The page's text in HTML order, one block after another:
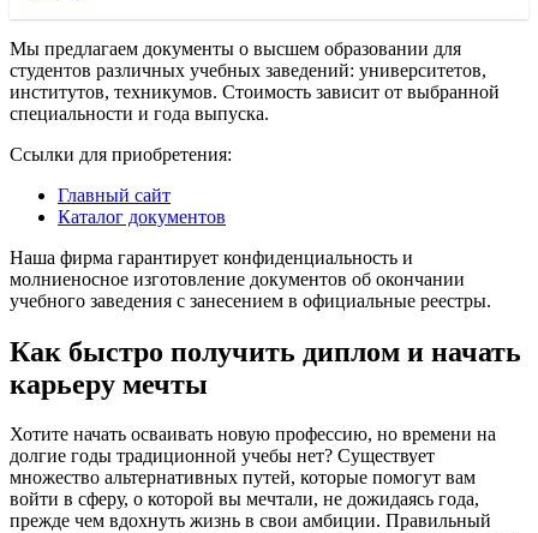
Мы предлагаем документы о высшем образовании для
студентов различных учебных заведений: университетов,
институтов, техникумов. Стоимость зависит от выбранной
специальности и года выпуска.
Ссылки для приобретения:
Главный сайт
Каталог документов
Наша фирма гарантирует конфиденциальность и
молниеносное изготовление документов об окончании
учебного заведения с занесением в официальные реестры.
Как быстро получить диплом и начать
карьеру мечты
Хотите начать осваивать новую профессию, но времени на
долгие годы традиционной учебы нет? Существует
множество альтернативных путей, которые помогут вам
войти в сферу, о которой вы мечтали, не дожидаясь года,
прежде чем вдохнуть жизнь в свои амбиции. Правильный